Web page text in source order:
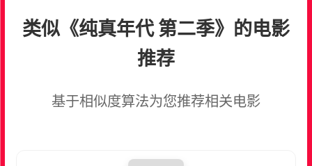
类似《纯真年代 第二季》的电影
推荐
基于相似度算法为您推荐相关电影